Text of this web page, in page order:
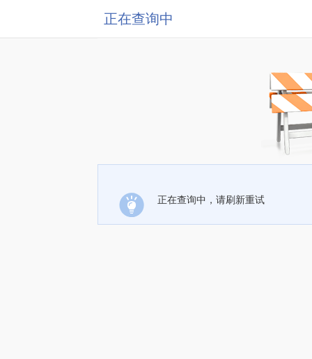
正在查询中
正在查询中，请刷新重试